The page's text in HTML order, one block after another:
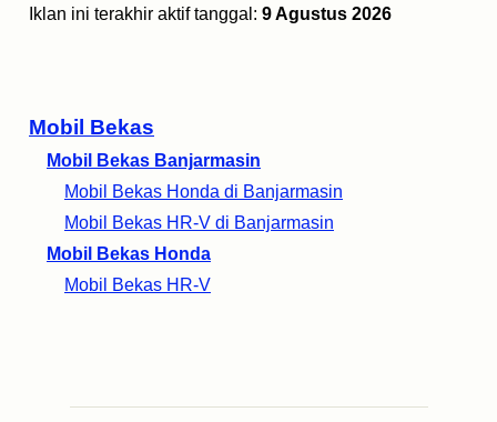
Mobil Bekas
Mobil Bekas Banjarmasin
Mobil Bekas Honda di Banjarmasin
Mobil Bekas HR-V di Banjarmasin
Mobil Bekas Honda
Mobil Bekas HR-V
Iklan ini terakhir aktif tanggal: 9 Agustus 2026